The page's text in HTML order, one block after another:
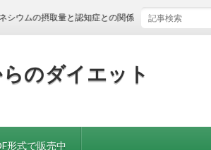
のダイエット
形式で販売中
取量と認知症との関係